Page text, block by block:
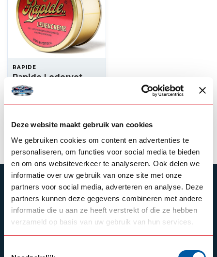
Deze website maakt gebruik van cookies
We gebruiken cookies om content en advertenties te
personaliseren, om functies voor social media te bieden
en om ons websiteverkeer te analyseren. Ook delen we
informatie over uw gebruik van onze site met onze
partners voor social media, adverteren en analyse. Deze
partners kunnen deze gegevens combineren met andere
informatie die u aan ze heeft verstrekt of die ze hebben
verzameld op basis van uw gebruik van hun services.
RAPIDE
Rapide Ledervet
150ml
ABONNEER JE OP ONZE NIEUWSBRIEF
Blijf op de hoogte over onze laatste acties